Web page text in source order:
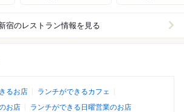
宿のレストラン情報を見る
るお店
ランチができるカフェ
お店
ランチができる日曜営業のお店